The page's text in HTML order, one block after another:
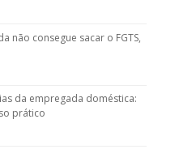
não consegue sacar o FGTS,
da empregada doméstica:
prático